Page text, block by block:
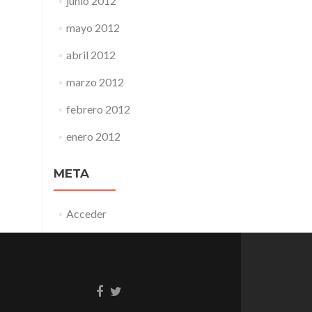
mayo 2012
abril 2012
marzo 2012
febrero 2012
enero 2012
META
Acceder
EnlaceEnlace